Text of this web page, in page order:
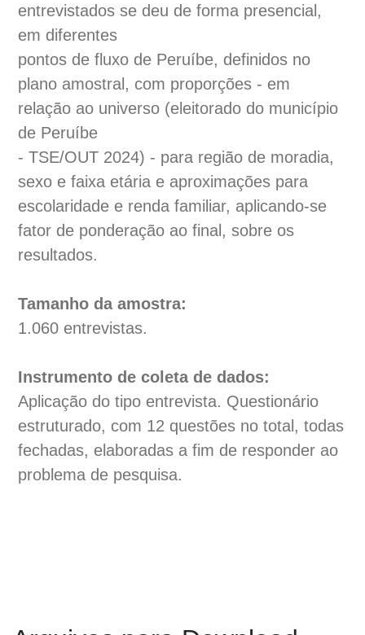
entrevistados se deu de forma presencial,
em diferentes
pontos de fluxo de Peruíbe, definidos no
plano amostral, com proporções - em
relação ao universo (eleitorado do município
de Peruíbe
- TSE/OUT 2024) - para região de moradia,
sexo e faixa etária e aproximações para
escolaridade e renda familiar, aplicando-se
fator de ponderação ao final, sobre os
resultados.
Tamanho da amostra:
1.060 entrevistas.
Instrumento de coleta de dados:
Aplicação do tipo entrevista. Questionário
estruturado, com 12 questões no total, todas
fechadas, elaboradas a fim de responder ao
problema de pesquisa.